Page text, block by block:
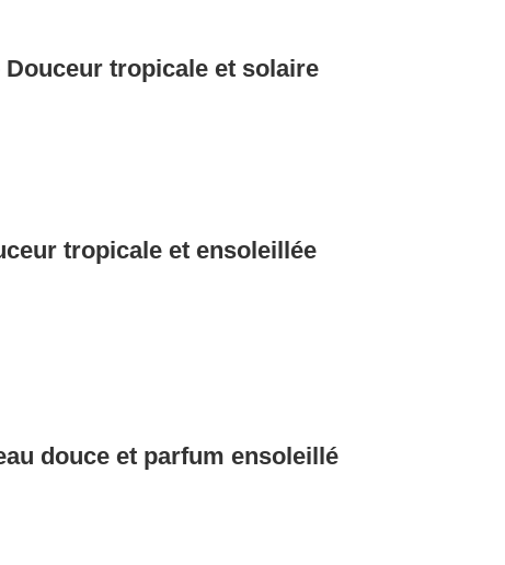
tropicale et solaire
tropicale et ensoleillée
douce et parfum ensoleillé